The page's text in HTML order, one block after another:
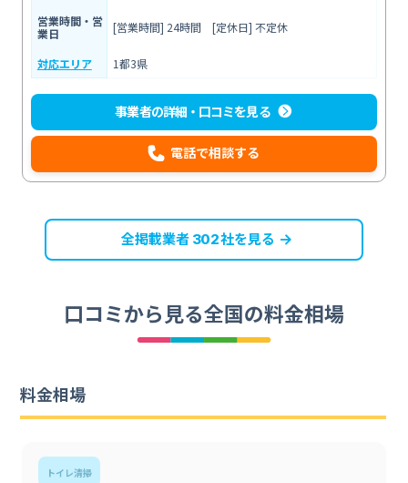
営業時間・営
業日
[営業時間] 24時間 [定休日] 不定休
対応エリア 1都3県
事業者の詳細・口コミを見る
電話で相談する
全掲載業者 302社を見る
口コミから見る全国の料金相場
料金相場
トイレ清掃